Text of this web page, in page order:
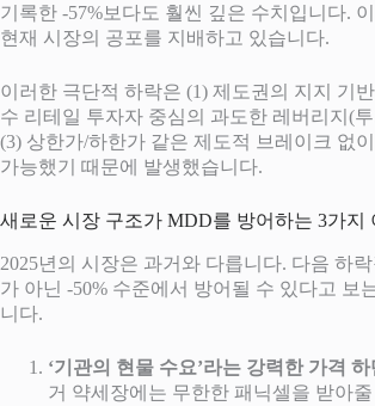
기록한 -57%보다도 훨씬 깊은 수치입니다.
현재 시장의 공포를 지배하고 있습니다.
이러한 극단적 하락은 (1) 제도권의 지지 기
수 리테일 투자자 중심의 과도한 레버리지(
(3) 상한가/하한가 같은 제도적 브레이크 없이
가능했기 때문에 발생했습니다.
새로운 시장 구조가 MDD를 방어하는 3가지
2025년의 시장은 과거와 다릅니다. 다음 하
가 아닌 -50% 수준에서 방어될 수 있다고 보
니다.
‘기관의 현물 수요’라는 강력한 가격
거 약세장에는 무한한 패닉셀을 받아